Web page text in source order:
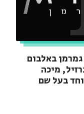
באלבום
מיכה
בעל שם